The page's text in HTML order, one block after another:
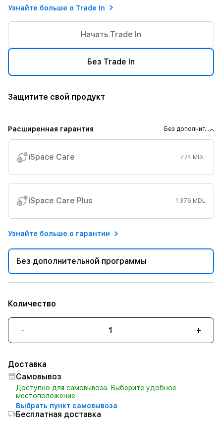
Узнайте больше о Trade In
Начать Trade In
Без Trade In
Защитите свой продукт
Расширенная гарантия Без дополнит...
iSpace Care 774 MDL
iSpace Care Plus 1 376 MDL
Узнайте больше о гарантии
Без дополнительной программы
Количество
- +
Доставка
Самовывоз
Доступно для самовывоза. Выберите удобное
местоположение.
Выбрать пункт самовывоза
Бесплатная доставка